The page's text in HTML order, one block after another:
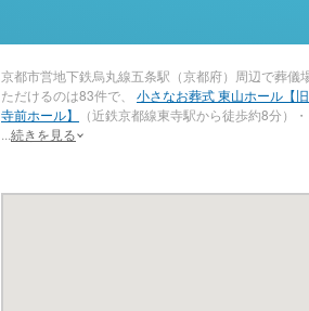
京都市営地下鉄烏丸線五条駅（京都府）周辺で葬
ただけるのは83件で、 小さなお葬式 東山ホール【
寺前ホール】
（近鉄京都線東寺駅から徒歩約8分）・
続きを見る